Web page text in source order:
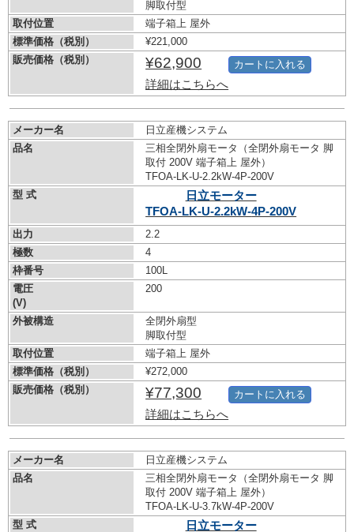
脚取付型
取付位置
端子箱上 屋外
標準価格（税別）
¥221,000
販売価格（税別）
¥62,900
詳細はこちらへ
カートに入れる
メーカー名
日立産機システム
品名
三相全閉外扇モータ（全閉外扇モータ 脚
取付 200V 端子箱上 屋外）
TFOA-LK-U-2.2kW-4P-200V
型 式
日立モーター
TFOA-LK-U-2.2kW-4P-200V
出力
2.2
極数
4
枠番号
100L
電圧
(V)
200
外被構造
全閉外扇型
脚取付型
取付位置
端子箱上 屋外
標準価格（税別）
¥272,000
販売価格（税別）
¥77,300
詳細はこちらへ
カートに入れる
メーカー名
日立産機システム
品名
三相全閉外扇モータ（全閉外扇モータ 脚
取付 200V 端子箱上 屋外）
TFOA-LK-U-3.7kW-4P-200V
型 式
日立モーター